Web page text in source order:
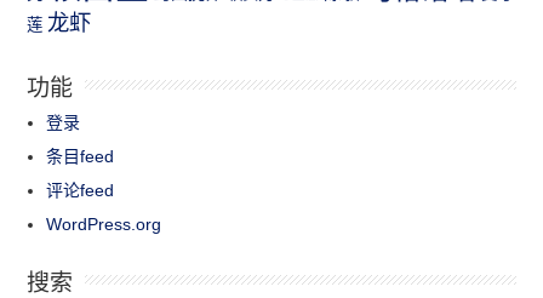
莲 龙虾
功能
登录
条目feed
评论feed
WordPress.org
搜索